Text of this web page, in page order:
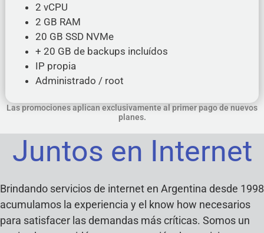
2 vCPU
2 GB RAM
20 GB SSD NVMe
+ 20 GB de backups incluídos
IP propia
Administrado / root
Las promociones aplican exclusivamente al primer pago de nuevos
planes.
Juntos en Internet
Brindando servicios de internet en Argentina desde 1998
acumulamos la experiencia y el know how necesarios
para satisfacer las demandas más críticas. Somos un